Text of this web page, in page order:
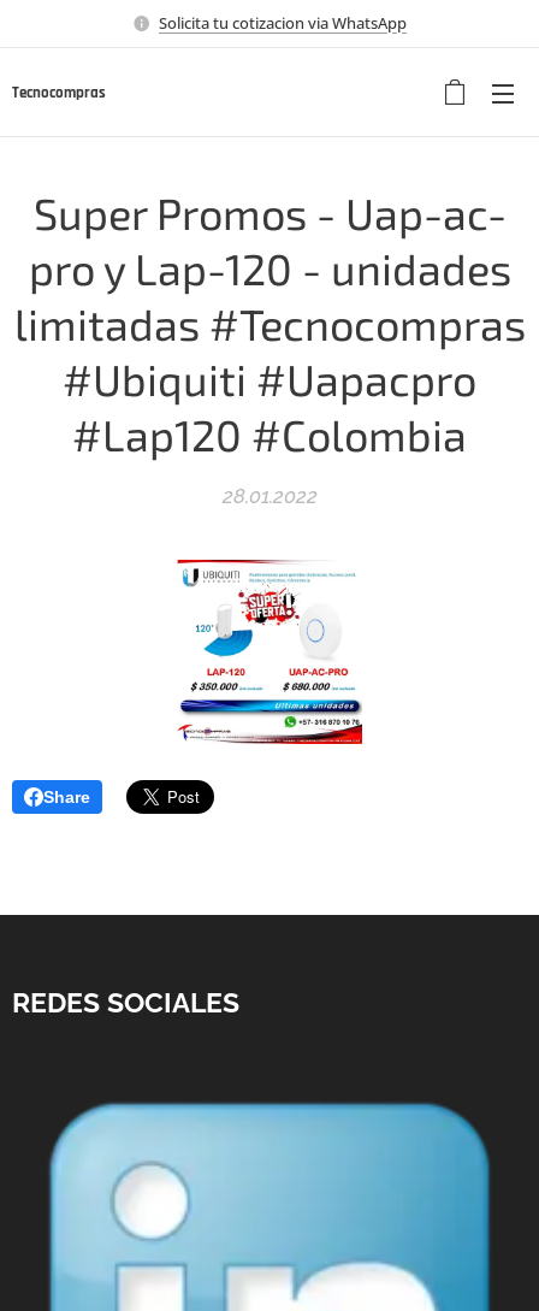
Solicita tu cotizacion via WhatsApp
Tecnocompras
Super Promos - Uap-ac-
pro y Lap-120 - unidades
limitadas #Tecnocompras
#Ubiquiti #Uapacpro
#Lap120 #Colombia
28.01.2022
Share
REDES SOCIALES